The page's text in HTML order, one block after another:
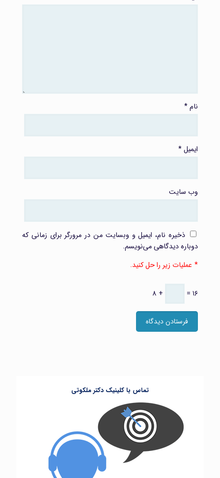
نام*
ایمیل*
وب‌ سایت
ذخیره نام، ایمیل و وبسایت من در مرورگر برای زمانی که
دوباره دیدگاهی می‌نویسم.
عملیات زیر را حل کنید.
۸ + = ۱۶
تماس با کلینیک دکتر ملکوتی